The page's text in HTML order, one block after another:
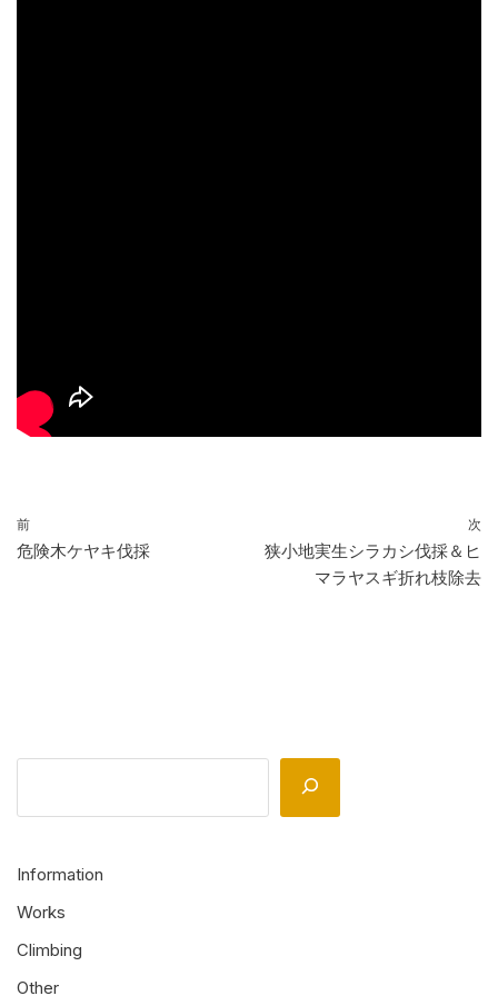
前
危険木ケヤキ伐採
次
狭小地実生シラカシ伐採＆ヒ
マラヤスギ折れ枝除去
Information
Works
Climbing
Other